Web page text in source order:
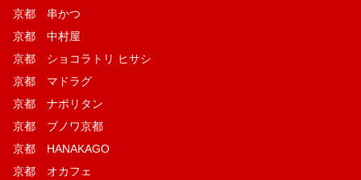
京都 串かつ
京都 中村屋
京都 ショコラトリ ヒサシ
京都 マドラグ
京都 ナポリタン
京都 ブノワ京都
京都 HANAKAGO
京都 オカフェ